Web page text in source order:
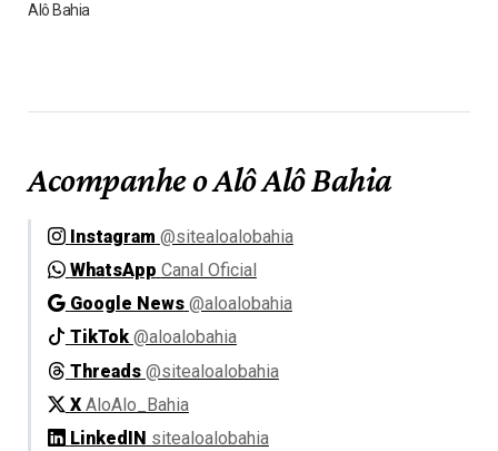
Alô Bahia
Acompanhe o Alô Alô Bahia
Instagram @sitealoalobahia
WhatsApp Canal Oficial
Google News @aloalobahia
TikTok @aloalobahia
Threads @sitealoalobahia
X AloAlo_Bahia
LinkedIN sitealoalobahia